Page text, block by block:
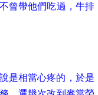
曾帶他們吃過，牛排
是相當心疼的，於是